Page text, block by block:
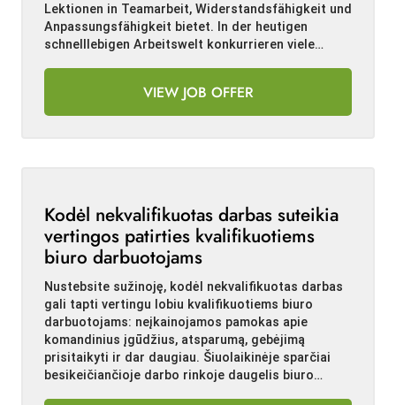
Lektionen in Teamarbeit, Widerstandsfähigkeit und
Anpassungsfähigkeit bietet. In der heutigen
schnelllebigen Arbeitswelt konkurrieren viele…
VIEW JOB OFFER
Kodėl nekvalifikuotas darbas suteikia
vertingos patirties kvalifikuotiems
biuro darbuotojams
Nustebsite sužinoję, kodėl nekvalifikuotas darbas
gali tapti vertingu lobiu kvalifikuotiems biuro
darbuotojams: neįkainojamos pamokas apie
komandinius įgūdžius, atsparumą, gebėjimą
prisitaikyti ir dar daugiau. Šiuolaikinėje sparčiai
besikeičiančioje darbo rinkoje daugelis biuro…